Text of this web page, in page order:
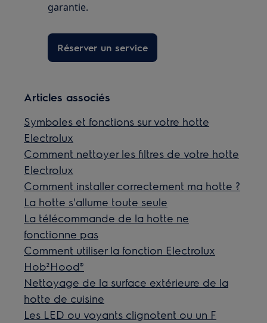
garantie.
Réserver un service
Articles associés
Symboles et fonctions sur votre hotte
Electrolux
Comment nettoyer les filtres de votre hotte
Electrolux
Comment installer correctement ma hotte ?
La hotte s'allume toute seule
La télécommande de la hotte ne
fonctionne pas
Comment utiliser la fonction Electrolux
Hob²Hood®
Nettoyage de la surface extérieure de la
hotte de cuisine
Les LED ou voyants clignotent ou un F